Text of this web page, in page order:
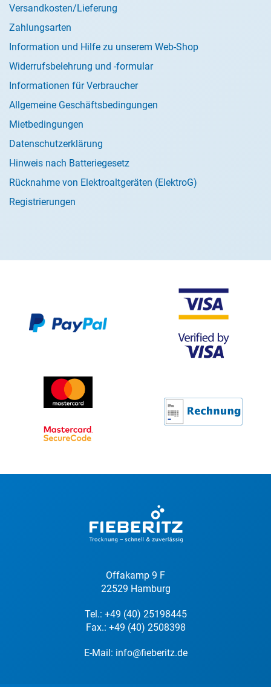
Versandkosten/Lieferung
Zahlungsarten
Information und Hilfe zu unserem Web-Shop
Widerrufsbelehrung und -formular
Informationen für Verbraucher
Allgemeine Geschäftsbedingungen
Mietbedingungen
Datenschutzerklärung
Hinweis nach Batteriegesetz
Rücknahme von Elektroaltgeräten (ElektroG)
Registrierungen
Offakamp 9 F
22529 Hamburg
Tel.: +49 (40) 25198445
Fax.: +49 (40) 2508398
E-Mail: info@fieberitz.de